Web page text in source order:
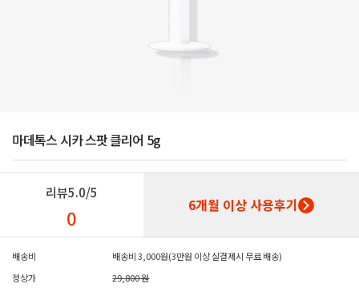
마데톡스 시카 스팟 클리어 5g
리뷰5.0/5
0 6개월 이상 사용후기
배송비
배송비 3,000원(3만원 이상 실결제시 무료 배송)
정상가
29,800 원